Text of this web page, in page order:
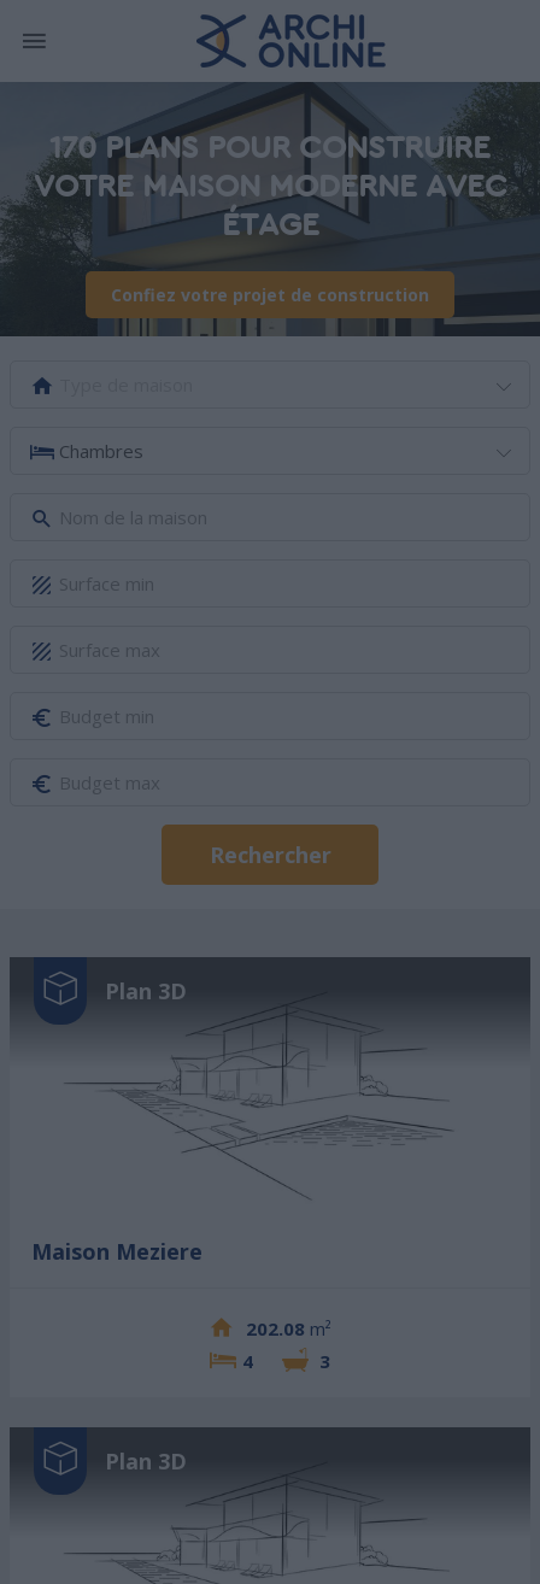
170 PLANS POUR CONSTRUIRE
VOTRE MAISON MODERNE AVEC
ÉTAGE
Confiez votre projet de construction
Rechercher
Plan 3D
Maison Meziere
202.08 m²
4
3
Plan 3D